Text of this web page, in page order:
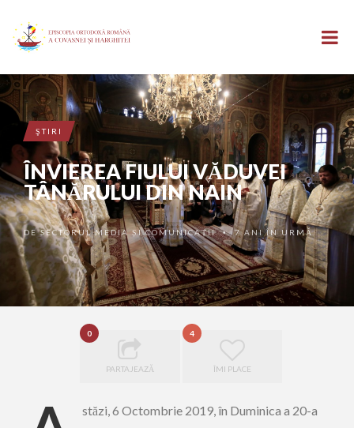
ŞTIRI
ÎNVIEREA FIULUI VĂDUVEI
TÂNĂRULUI DIN NAIN
DESECTORUL MEDIA ȘI COMUNICAȚII •7 ANI ÎN URMĂ
0
PARTAJEAZĂ
4
ÎMI PLACE
stăzi, 6 Octombrie 2019, în Duminica a 20-a